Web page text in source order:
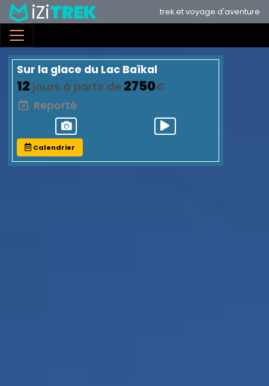
au
principal
iZiTREK trek et voyage d'aventure
Sur la glace du Lac Baïkal
12 jours à partir de 2750€
Reporté
Calendrier